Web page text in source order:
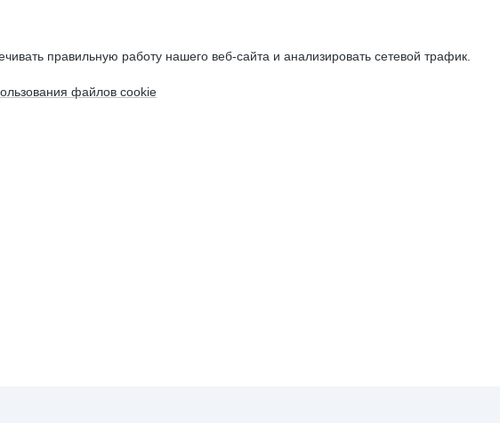
правильную работу нашего веб-сайта и анализировать сетевой трафик.
файлов cookie